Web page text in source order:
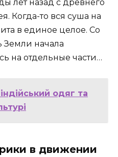
лет назад с древнего
Когда-то вся суша на
в единое целое. Со
Земли начала
на отдельные части…
одяг та
в движении